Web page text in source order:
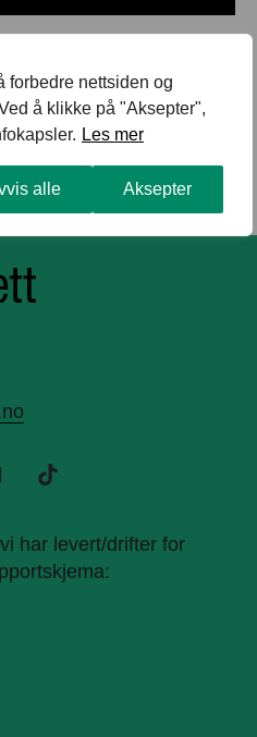
forbedre nettsiden og
å klikke på "Aksepter",
Les mer
alle Aksepter
har levert/drifter for